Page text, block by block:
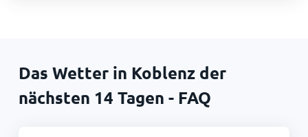
Das Wetter in Koblenz der
nächsten 14 Tagen - FAQ